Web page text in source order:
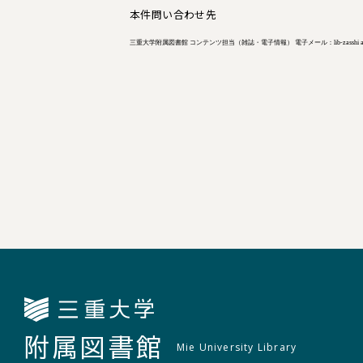
本件問い合わせ先
三重大学附属図書館 コンテンツ担当（雑誌・電子情報） 電子メール：lib-
附属図書館 Mie University Library